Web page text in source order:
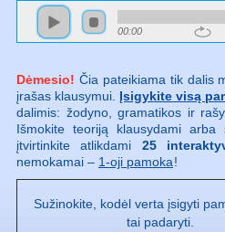
00:00
Dėmesio! Čia pateikiama tik dalis
įrašas klausymui. Įsigykite visą
dalimis: žodyno, gramatikos ir
Išmokite teoriją klausydami
įtvirtinkite atlikdami 25
nemokamai – 1-oji pamoka!
Sužinokite, kodėl verta įsigyti
tai padaryti.